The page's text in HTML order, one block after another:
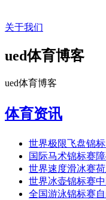
关于我们
ued体育博客
ued体育博客
体育资讯
世界极限飞盘锦
国际马术锦标赛
世界速度滑冰赛
世界冰壶锦标赛
全国游泳锦标赛